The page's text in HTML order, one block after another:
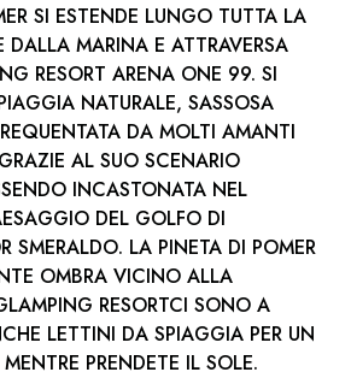
SI ESTENDE LUNGO TUTTA LA
DALLA MARINA E ATTRAVERSA
RESORT ARENA ONE 99. SI
NATURALE, SASSOSA
DA MOLTI AMANTI
AL SUO SCENARIO
INCASTONATA NEL
DEL GOLFO DI
SMERALDO. LA PINETA DI POMER
OMBRA VICINO ALLA
RESORTCI SONO A
LETTINI DA SPIAGGIA PER UN
PRENDETE IL SOLE.